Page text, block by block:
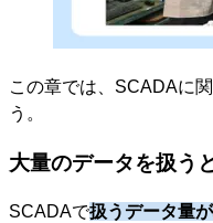
この章では、SCADAに
う。
大量のデータを扱う
SCADAで扱うデータ量